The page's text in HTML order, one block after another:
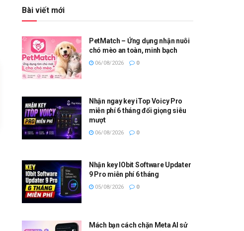
Bài viết mới
PetMatch – Ứng dụng nhận nuôi
chó mèo an toàn, minh bạch
06/08/2026 0
Nhận ngay key iTop Voicy Pro
miễn phí 6 tháng đổi giọng siêu
mượt
06/08/2026 0
Nhận key IObit Software Updater
9 Pro miễn phí 6 tháng
05/08/2026 0
Mách bạn cách chặn Meta AI sử